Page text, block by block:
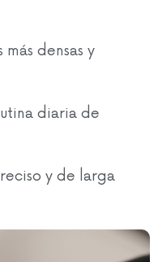
densas y
diaria de
y de larga